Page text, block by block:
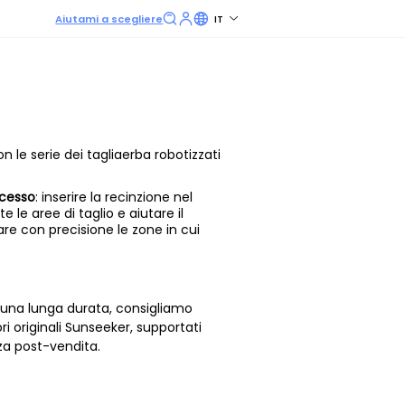
Aiutami a scegliere IT
le serie dei tagliaerba robotizzati
: inserire la recinzione nel
le aree di taglio e aiutare il
con precisione le zone in cui
lunga durata, consigliamo
originali Sunseeker, supportati
post-vendita.